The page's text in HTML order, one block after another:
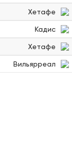
Хетафе
Кадис
Хетафе
Вильярреал